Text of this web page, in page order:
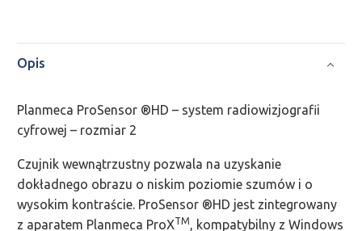
Opis
Planmeca ProSensor ®HD – system radiowizjografii
cyfrowej – rozmiar 2
Czujnik wewnątrzustny pozwala na uzyskanie
dokładnego obrazu o niskim poziomie szumów i o
wysokim kontraście. ProSensor ®HD jest zintegrowany
z aparatem Planmeca ProXTM, kompatybilny z Windows